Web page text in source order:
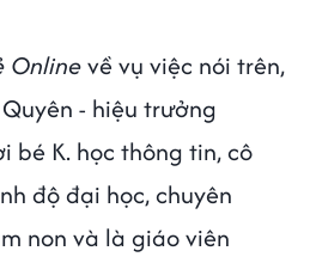
Onlinevề vụ việc nói trên,
- hiệu trưởng
bé K. học thông tin, cô
độ đại học, chuyên
non và là giáo viên